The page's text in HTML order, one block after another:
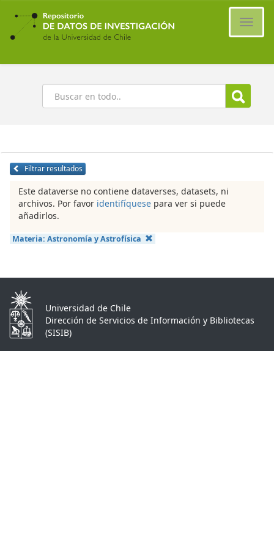
Ir
contenido
principal
Buscar
Filtrar resultados
Este dataverse no contiene dataverses, datasets, ni
archivos. Por favor identifíquese para ver si puede
añadirlos.
Materia: Astronomía y Astrofísica
Universidad de Chile
Dirección de Servicios de Información y Bibliotecas
(SISIB)